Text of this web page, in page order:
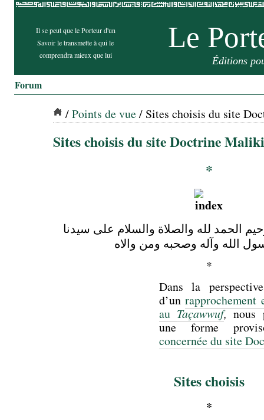
Il se peut que le Porteur d'un
Savoir le transmette à qui le
comprendra mieux que lui
Le
Éditions
Forum
/Points de vue / Sites choisis du site
Sites choisis du site Doctrine
*
الله وآله وصحبه ومن والاه
*
Dans la
d’unrapprochement
au Taçawwuf,nous
une forme
concernée du site
*
Sites choisis
*